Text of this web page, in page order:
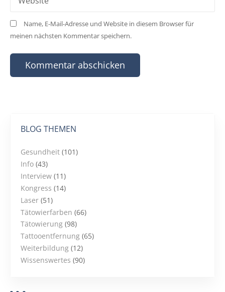
Name, E-Mail-Adresse und Website in diesem Browser für
meinen nächsten Kommentar speichern.
BLOG THEMEN
Gesundheit (101)
Info (43)
Interview (11)
Kongress (14)
Laser (51)
Tätowierfarben (66)
Tätowierung (98)
Tattooentfernung (65)
Weiterbildung (12)
Wissenswertes (90)